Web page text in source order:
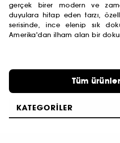
gerçek birer modern ve
duyulara hitap eden tarzı,
serisinde, ince elenip sık
Amerika'dan ilham alan bir
Tüm
KATEGORILER